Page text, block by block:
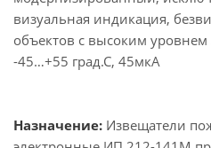
визуальная индикация,
объектов с высоким
-45…+55 град.С, 45мкА
Назначение: Извещатели